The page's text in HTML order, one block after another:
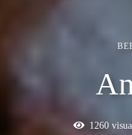
1260